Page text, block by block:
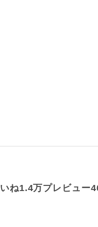
ね1.4万プレビュー